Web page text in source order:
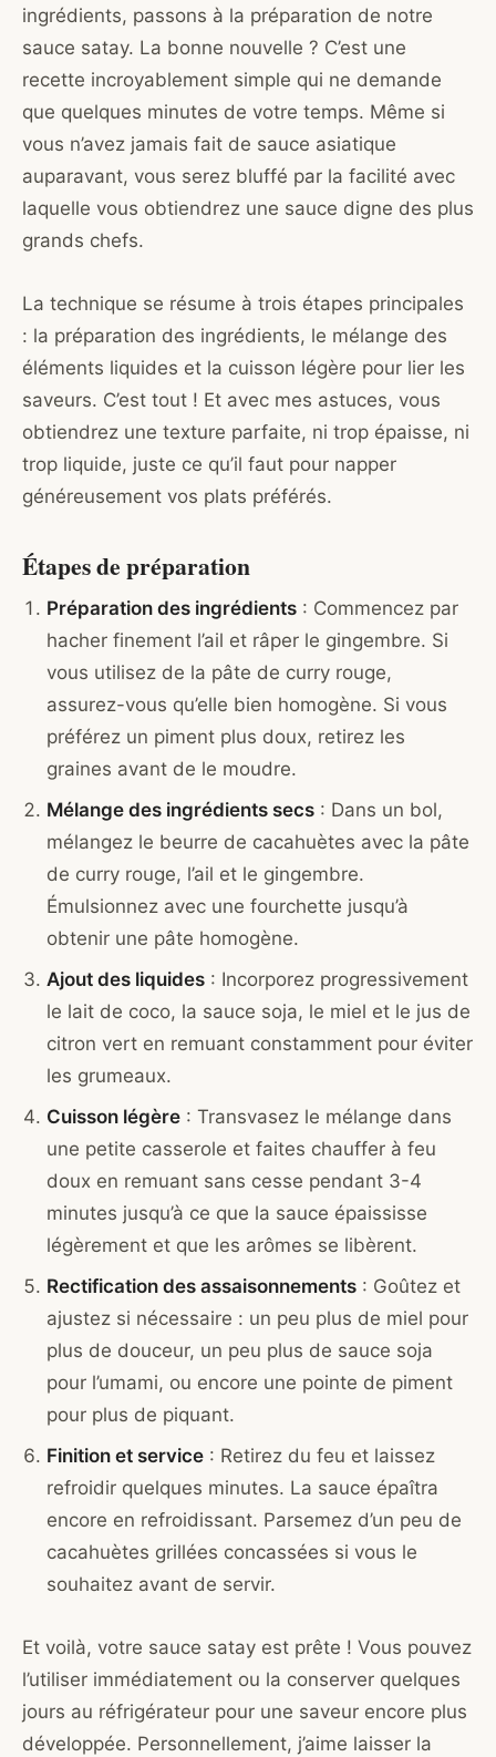
ingrédients, passons à la préparation de notre
sauce satay. La bonne nouvelle ? C’est une
recette incroyablement simple qui ne demande
que quelques minutes de votre temps. Même si
vous n’avez jamais fait de sauce asiatique
auparavant, vous serez bluffé par la facilité avec
laquelle vous obtiendrez une sauce digne des plus
grands chefs.
La technique se résume à trois étapes principales
: la préparation des ingrédients, le mélange des
éléments liquides et la cuisson légère pour lier les
saveurs. C’est tout ! Et avec mes astuces, vous
obtiendrez une texture parfaite, ni trop épaisse, ni
trop liquide, juste ce qu’il faut pour napper
généreusement vos plats préférés.
Étapes de préparation
Préparation des ingrédients : Commencez par
hacher finement l’ail et râper le gingembre. Si
vous utilisez de la pâte de curry rouge,
assurez-vous qu’elle bien homogène. Si vous
préférez un piment plus doux, retirez les
graines avant de le moudre.
Mélange des ingrédients secs : Dans un bol,
mélangez le beurre de cacahuètes avec la pâte
de curry rouge, l’ail et le gingembre.
Émulsionnez avec une fourchette jusqu’à
obtenir une pâte homogène.
Ajout des liquides : Incorporez progressivement
le lait de coco, la sauce soja, le miel et le jus de
citron vert en remuant constamment pour éviter
les grumeaux.
Cuisson légère : Transvasez le mélange dans
une petite casserole et faites chauffer à feu
doux en remuant sans cesse pendant 3-4
minutes jusqu’à ce que la sauce épaississe
légèrement et que les arômes se libèrent.
Rectification des assaisonnements : Goûtez et
ajustez si nécessaire : un peu plus de miel pour
plus de douceur, un peu plus de sauce soja
pour l’umami, ou encore une pointe de piment
pour plus de piquant.
Finition et service : Retirez du feu et laissez
refroidir quelques minutes. La sauce épaîtra
encore en refroidissant. Parsemez d’un peu de
cacahuètes grillées concassées si vous le
souhaitez avant de servir.
Et voilà, votre sauce satay est prête ! Vous pouvez
l’utiliser immédiatement ou la conserver quelques
jours au réfrigérateur pour une saveur encore plus
développée. Personnellement, j’aime laisser la